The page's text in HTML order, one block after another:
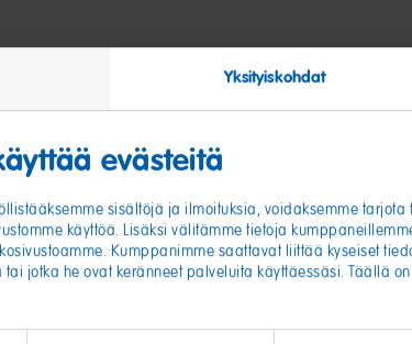
Yksityiskohdat
evästeitä
sisältöjä ja ilmoituksia, voidaksemme
käyttöä. Lisäksi välitämme tietoja
Kumppanimme saattavat liittää kyseiset
tai jotka he ovat keränneet palveluita käyttäessäsi. Täällä